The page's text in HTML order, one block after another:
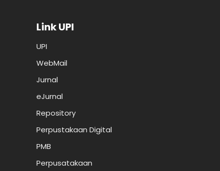
Link UPI
UPI
WebMail
Jurnal
eJurnal
Repository
Perpustakaan Digital
PMB
Perpusatakaan